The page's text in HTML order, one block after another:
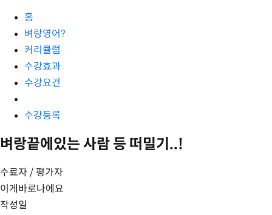
홈
벼랑영어?
커리큘럼
수강효과
수강요건
수강등록
벼랑끝에있는 사람 등 떠밀기..!
수료자 / 평가자
이게바로나에요
작성일